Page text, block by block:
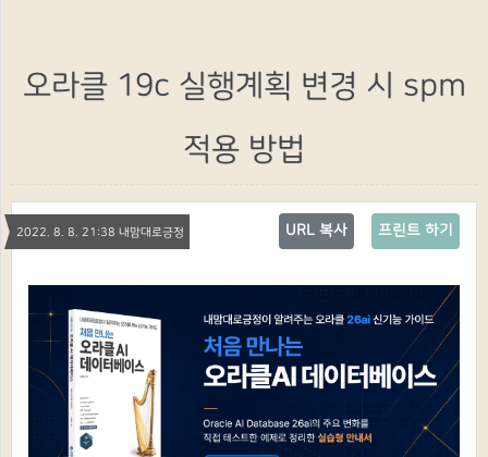
오라클 19c 실행계획 변경 시 spm
적용 방법
2022. 8. 8. 21:38 내맘대로긍정 프린트 하기
URL 복사